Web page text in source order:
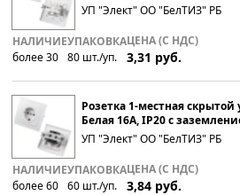
УП "Элект" ОО "БелТИЗ" РБ
НАЛИЧИЕ
более 30
УПАКОВКА
80 шт./уп.
ЦЕНА (С НДС)
3,31 руб.
Розетка 1-местная скрытой
Белая 16А, IP20 с
УП "Элект" ОО "БелТИЗ" РБ
НАЛИЧИЕ
более 60
УПАКОВКА
60 шт./уп.
ЦЕНА (С НДС)
3,84 руб.